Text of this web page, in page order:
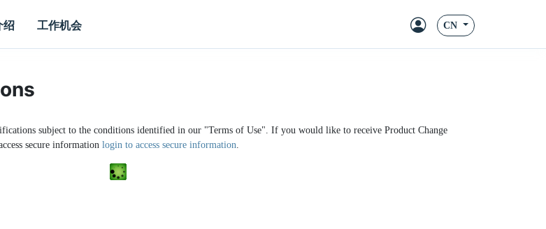
绍 工作机会 CN
subject to the conditions identified in our "Terms of Use". If you would like to receive Product Change
secure information login to access secure information